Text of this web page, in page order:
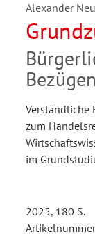
Alexander
Verständliche
zum
im
2025, 180 S.